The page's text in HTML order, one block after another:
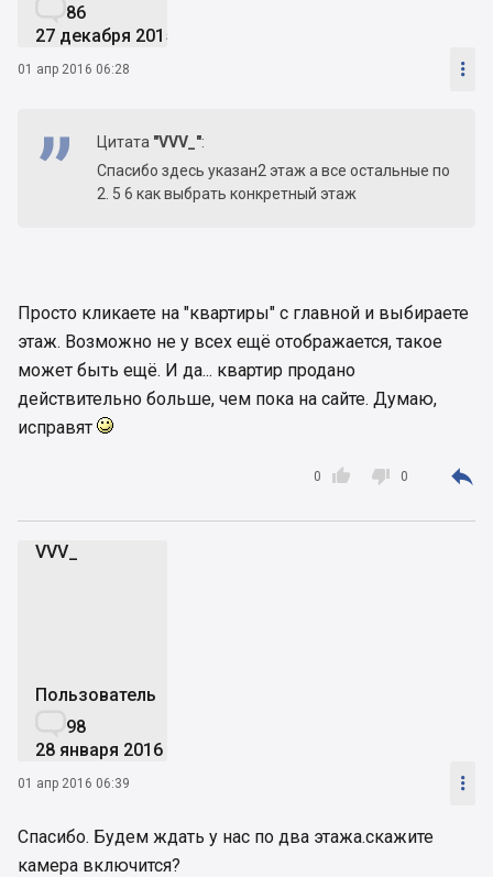
86
27 декабря 2015
01 апр 2016 06:28 
Цитата "VVV_":
Спасибо здесь указан2 этаж а все остальные по
2. 5 6 как выбрать конкретный этаж
Просто кликаете на "квартиры" с главной и выбираете
этаж. Возможно не у всех ещё отображается, такое
может быть ещё. И да... квартир продано
действительно больше, чем пока на сайте. Думаю,
исправят

0  0 
VVV_
Пользователь
98
28 января 2016
01 апр 2016 06:39 
Спасибо. Будем ждать у нас по два этажа.скажите
камера включится?